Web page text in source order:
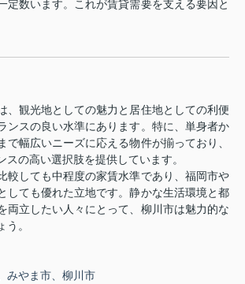
定数います。これが賃貸需要を支える要因と
、観光地としての魅力と居住地としての利便
ンスの良い水準にあります。特に、単身者か
で幅広いニーズに応える物件が揃っており、
スの高い選択肢を提供しています。
較しても中程度の家賃水準であり、福岡市や
しても優れた立地です。静かな生活環境と都
両立したい人々にとって、柳川市は魅力的な
。
みやま市、柳川市